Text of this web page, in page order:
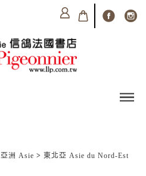
亞洲 Asie > 東北亞 Asie du Nord-Est